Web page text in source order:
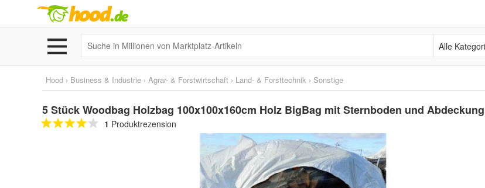
Alle Kategorien
Hood › Business & Industrie › Agrar- & Forstwirtschaft › Land- & Forsttechnik › Sonstige
5 Stück Woodbag Holzbag 100x100x160cm Holz BigBag mit Sternboden und Abdeckung
1 Produktrezension